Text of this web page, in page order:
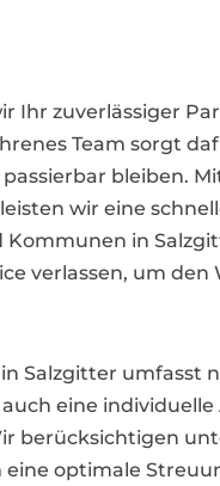
Ihr zuverlässiger
Team sorgt
bleiben.
wir eine
in
verlassen, um
Salzgitter umfasst
eine
berücksichtigen
eine optimale